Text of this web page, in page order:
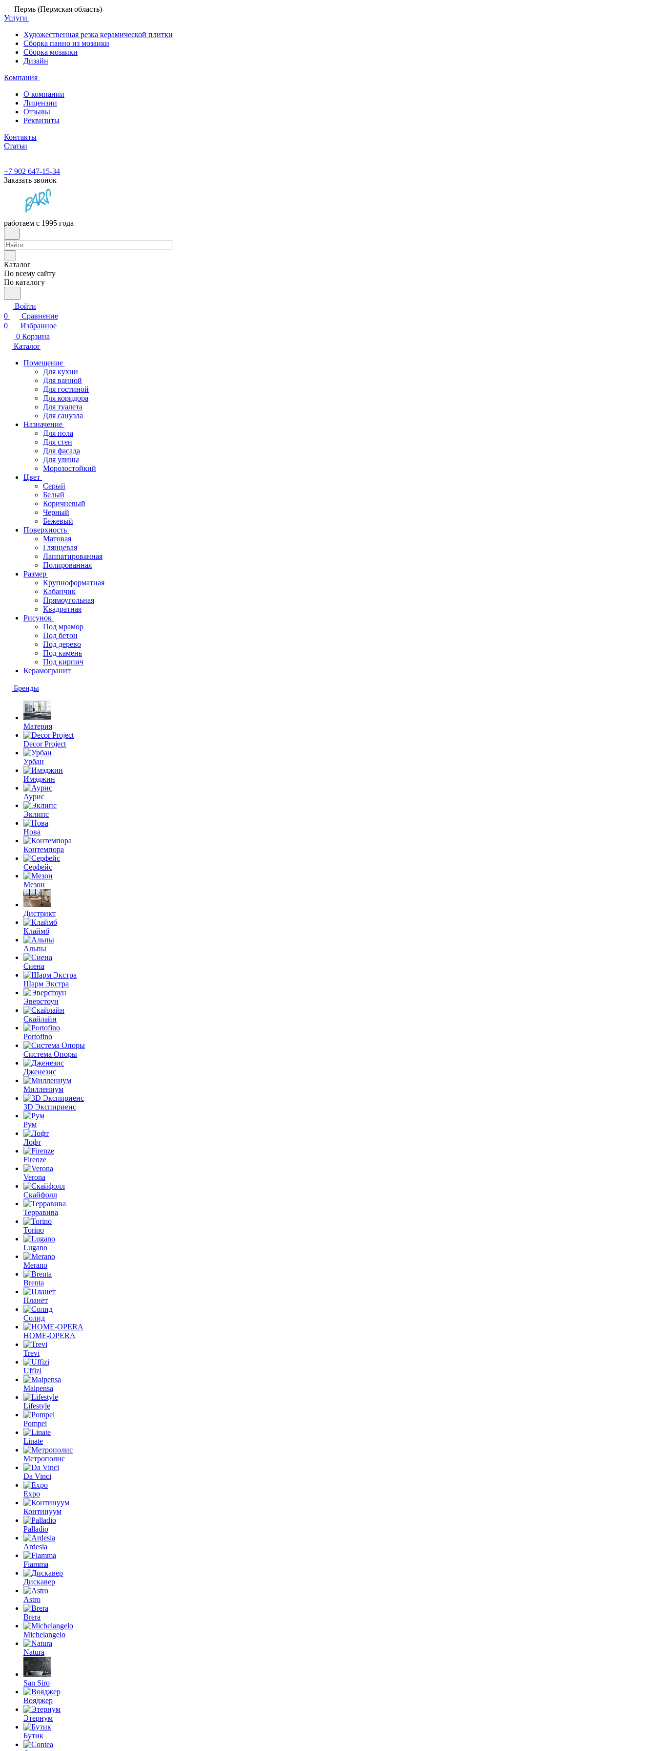
Пермь (Пермская область)
Услуги
Художественная резка керамической плитки
Сборка панно из мозаики
Сборка мозаики
Дизайн
Компания
О компании
Лицензии
Отзывы
Реквизиты
Контакты
Статьи
+7 902 647-15-34
Заказать звонок
работаем с 1995 года
Каталог
По всему сайту
По каталогу
Войти
0
Сравнение
0
Избранное
0 Корзина
Каталог
Помещение
Для кухни
Для ванной
Для гостиной
Для коридора
Для туалета
Для санузла
Назначение
Для пола
Для стен
Для фасада
Для улицы
Морозостойкий
Цвет
Серый
Белый
Коричневый
Черный
Бежевый
Поверхность
Матовая
Глянцевая
Лаппатированная
Полированная
Размер
Крупноформатная
Кабанчик
Прямоугольная
Квадратная
Рисунок
Под мрамор
Под бетон
Под дерево
Под камень
Под кирпич
Керамогранит
Бренды
Материя
Decor Project
Урбан
Имэджин
Аурис
Эклипс
Нова
Контемпора
Серфейс
Мезон
Дистрикт
Клаймб
Альпы
Сиена
Шарм Экстра
Эверстоун
Скайлайн
Portofino
Система Опоры
Дженезис
Миллениум
3D Экспириенс
Рум
Лофт
Firenze
Verona
Скайфолл
Терравива
Torino
Lugano
Merano
Brenta
Планет
Солид
HOME-OPERA
Trevi
Uffizi
Malpensa
Lifestyle
Pompei
Linate
Метрополис
Da Vinci
Expo
Континуум
Palladio
Ardesia
Fiamma
Дискавер
Astro
Brera
Michelangelo
Natura
San Siro
Вояджер
Этернум
Бутик